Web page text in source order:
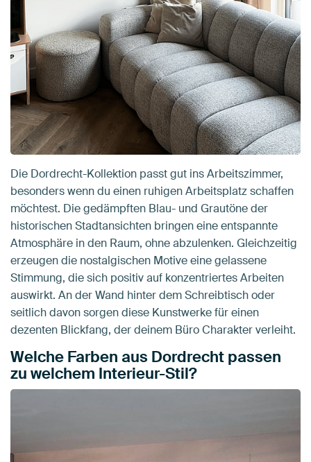
Die Dordrecht-Kollektion passt gut ins Arbeitszimmer,
besonders wenn du einen ruhigen Arbeitsplatz schaffen
möchtest. Die gedämpften Blau- und Grautöne der
historischen Stadtansichten bringen eine entspannte
Atmosphäre in den Raum, ohne abzulenken. Gleichzeitig
erzeugen die nostalgischen Motive eine gelassene
Stimmung, die sich positiv auf konzentriertes Arbeiten
auswirkt. An der Wand hinter dem Schreibtisch oder
seitlich davon sorgen diese Kunstwerke für einen
dezenten Blickfang, der deinem Büro Charakter verleiht.
Welche Farben aus Dordrecht passen
zu welchem Interieur-Stil?